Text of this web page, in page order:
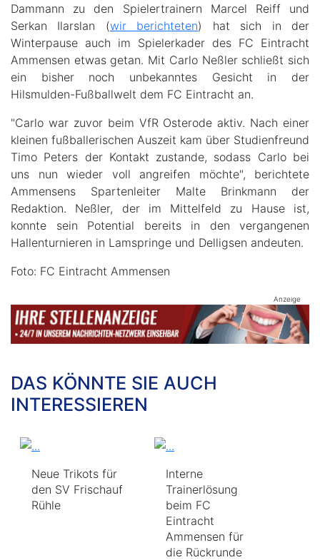
Dammann zu den Spielertrainern Marcel Reiff und
Serkan Ilarslan (wir berichteten) hat sich in der
Winterpause auch im Spielerkader des FC Eintracht
Ammensen etwas getan. Mit Carlo Neßler schließt sich
ein bisher noch unbekanntes Gesicht in der
Hilsmulden-Fußballwelt dem FC Eintracht an.
"Carlo war zuvor beim VfR Osterode aktiv. Nach einer
kleinen fußballerischen Auszeit kam über Studienfreund
Timo Peters der Kontakt zustande, sodass Carlo bei
uns nun wieder voll angreifen möchte", berichtete
Ammensens Spartenleiter Malte Brinkmann der
Redaktion. Neßler, der im Mittelfeld zu Hause ist,
konnte sein Potential bereits in den vergangenen
Hallenturnieren in Lamspringe und Delligsen andeuten.
Foto: FC Eintracht Ammensen
Anzeige
DAS KÖNNTE SIE AUCH
INTERESSIEREN
Neue Trikots für
den SV Frischauf
Rühle
Interne
Trainerlösung
beim FC
Eintracht
Ammensen für
die Rückrunde